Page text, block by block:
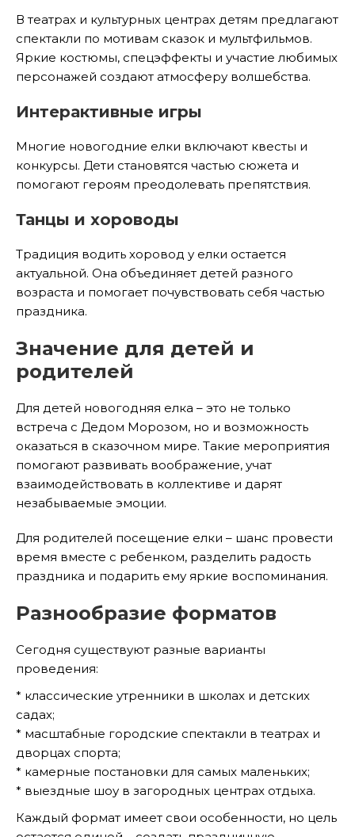
В театрах и культурных центрах детям предлагают
спектакли по мотивам сказок и мультфильмов.
Яркие костюмы, спецэффекты и участие любимых
персонажей создают атмосферу волшебства.
Интерактивные игры
Многие новогодние елки включают квесты и
конкурсы. Дети становятся частью сюжета и
помогают героям преодолевать препятствия.
Танцы и хороводы
Традиция водить хоровод у елки остается
актуальной. Она объединяет детей разного
возраста и помогает почувствовать себя частью
праздника.
Значение для детей и
родителей
Для детей новогодняя елка – это не только
встреча с Дедом Морозом, но и возможность
оказаться в сказочном мире. Такие мероприятия
помогают развивать воображение, учат
взаимодействовать в коллективе и дарят
незабываемые эмоции.
Для родителей посещение елки – шанс провести
время вместе с ребенком, разделить радость
праздника и подарить ему яркие воспоминания.
Разнообразие форматов
Сегодня существуют разные варианты
проведения:
* классические утренники в школах и детских
садах;
* масштабные городские спектакли в театрах и
дворцах спорта;
* камерные постановки для самых маленьких;
* выездные шоу в загородных центрах отдыха.
Каждый формат имеет свои особенности, но цель